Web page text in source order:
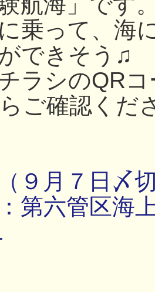
乗って、海
できそう♫
ラシのQR
ご確認くだ
９月７日〆
第六管区海